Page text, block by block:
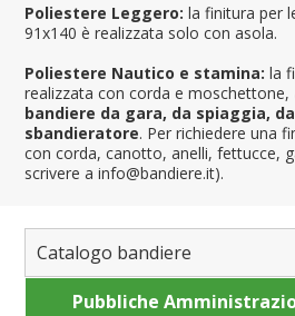
Poliestere Leggero: la finitura per
91x140 è realizzata solo con asola.
Poliestere Nautico e stamina: la
realizzata con corda e moschettone,
bandiere da gara, da spiaggia,
sbandieratore. Per richiedere una
con corda, canotto, anelli, fettucce,
scrivere a info@bandiere.it).
Catalogo bandiere
Bandiere del Mondo
Pubbliche